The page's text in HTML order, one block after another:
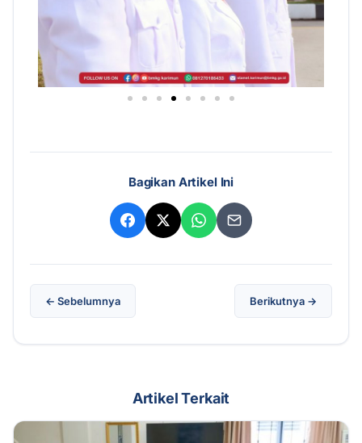
Bagikan Artikel Ini
← Sebelumnya Berikutnya →
Artikel Terkait